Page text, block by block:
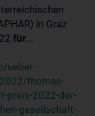
in Graz
für...
ueber-
thomas-
preis-2022-der-
gesellschaft-